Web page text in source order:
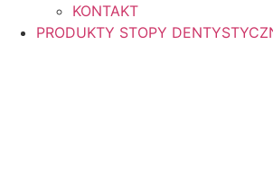
KONTAKT
PRODUKTY STOPY